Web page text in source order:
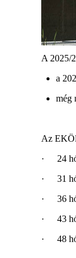
A 2025/
a
még
Az
·
24
·
31
·
36
·
43
·
48